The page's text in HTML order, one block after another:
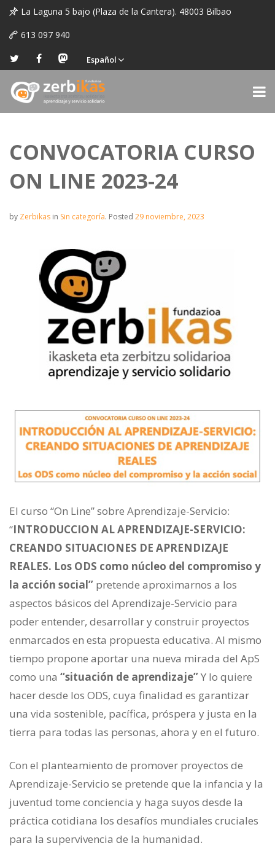
La Laguna 5 bajo (Plaza de la Cantera). 48003 Bilbao
613 097 940
Español
CONVOCATORIA CURSO
ON LINE 2023-24
by Zerbikas in Sin categoría. Posted 29 noviembre, 2023
El curso “On Line” sobre Aprendizaje-Servicio:
“INTRODUCCION AL APRENDIZAJE-SERVICIO:
CREANDO SITUACIONES DE APRENDIZAJE
REALES. Los ODS como núcleo del compromiso y
la acción social” pretende aproximarnos a los
aspectos básicos del Aprendizaje-Servicio para
poder entender, desarrollar y construir proyectos
enmarcados en esta propuesta educativa. Al mismo
tiempo propone aportar una nueva mirada del ApS
como una “situación de aprendizaje”Y lo quiere
hacer desde los ODS, cuya finalidad es garantizar
una vida sostenible, pacífica, próspera y justa en la
tierra para todas las personas, ahora y en el futuro.
Con el planteamiento de promover proyectos de
Aprendizaje-Servicio se pretende que la infancia y la
juventud tome conciencia y haga suyos desde la
práctica cotidiana los desafíos mundiales cruciales
para la supervivencia de la humanidad.